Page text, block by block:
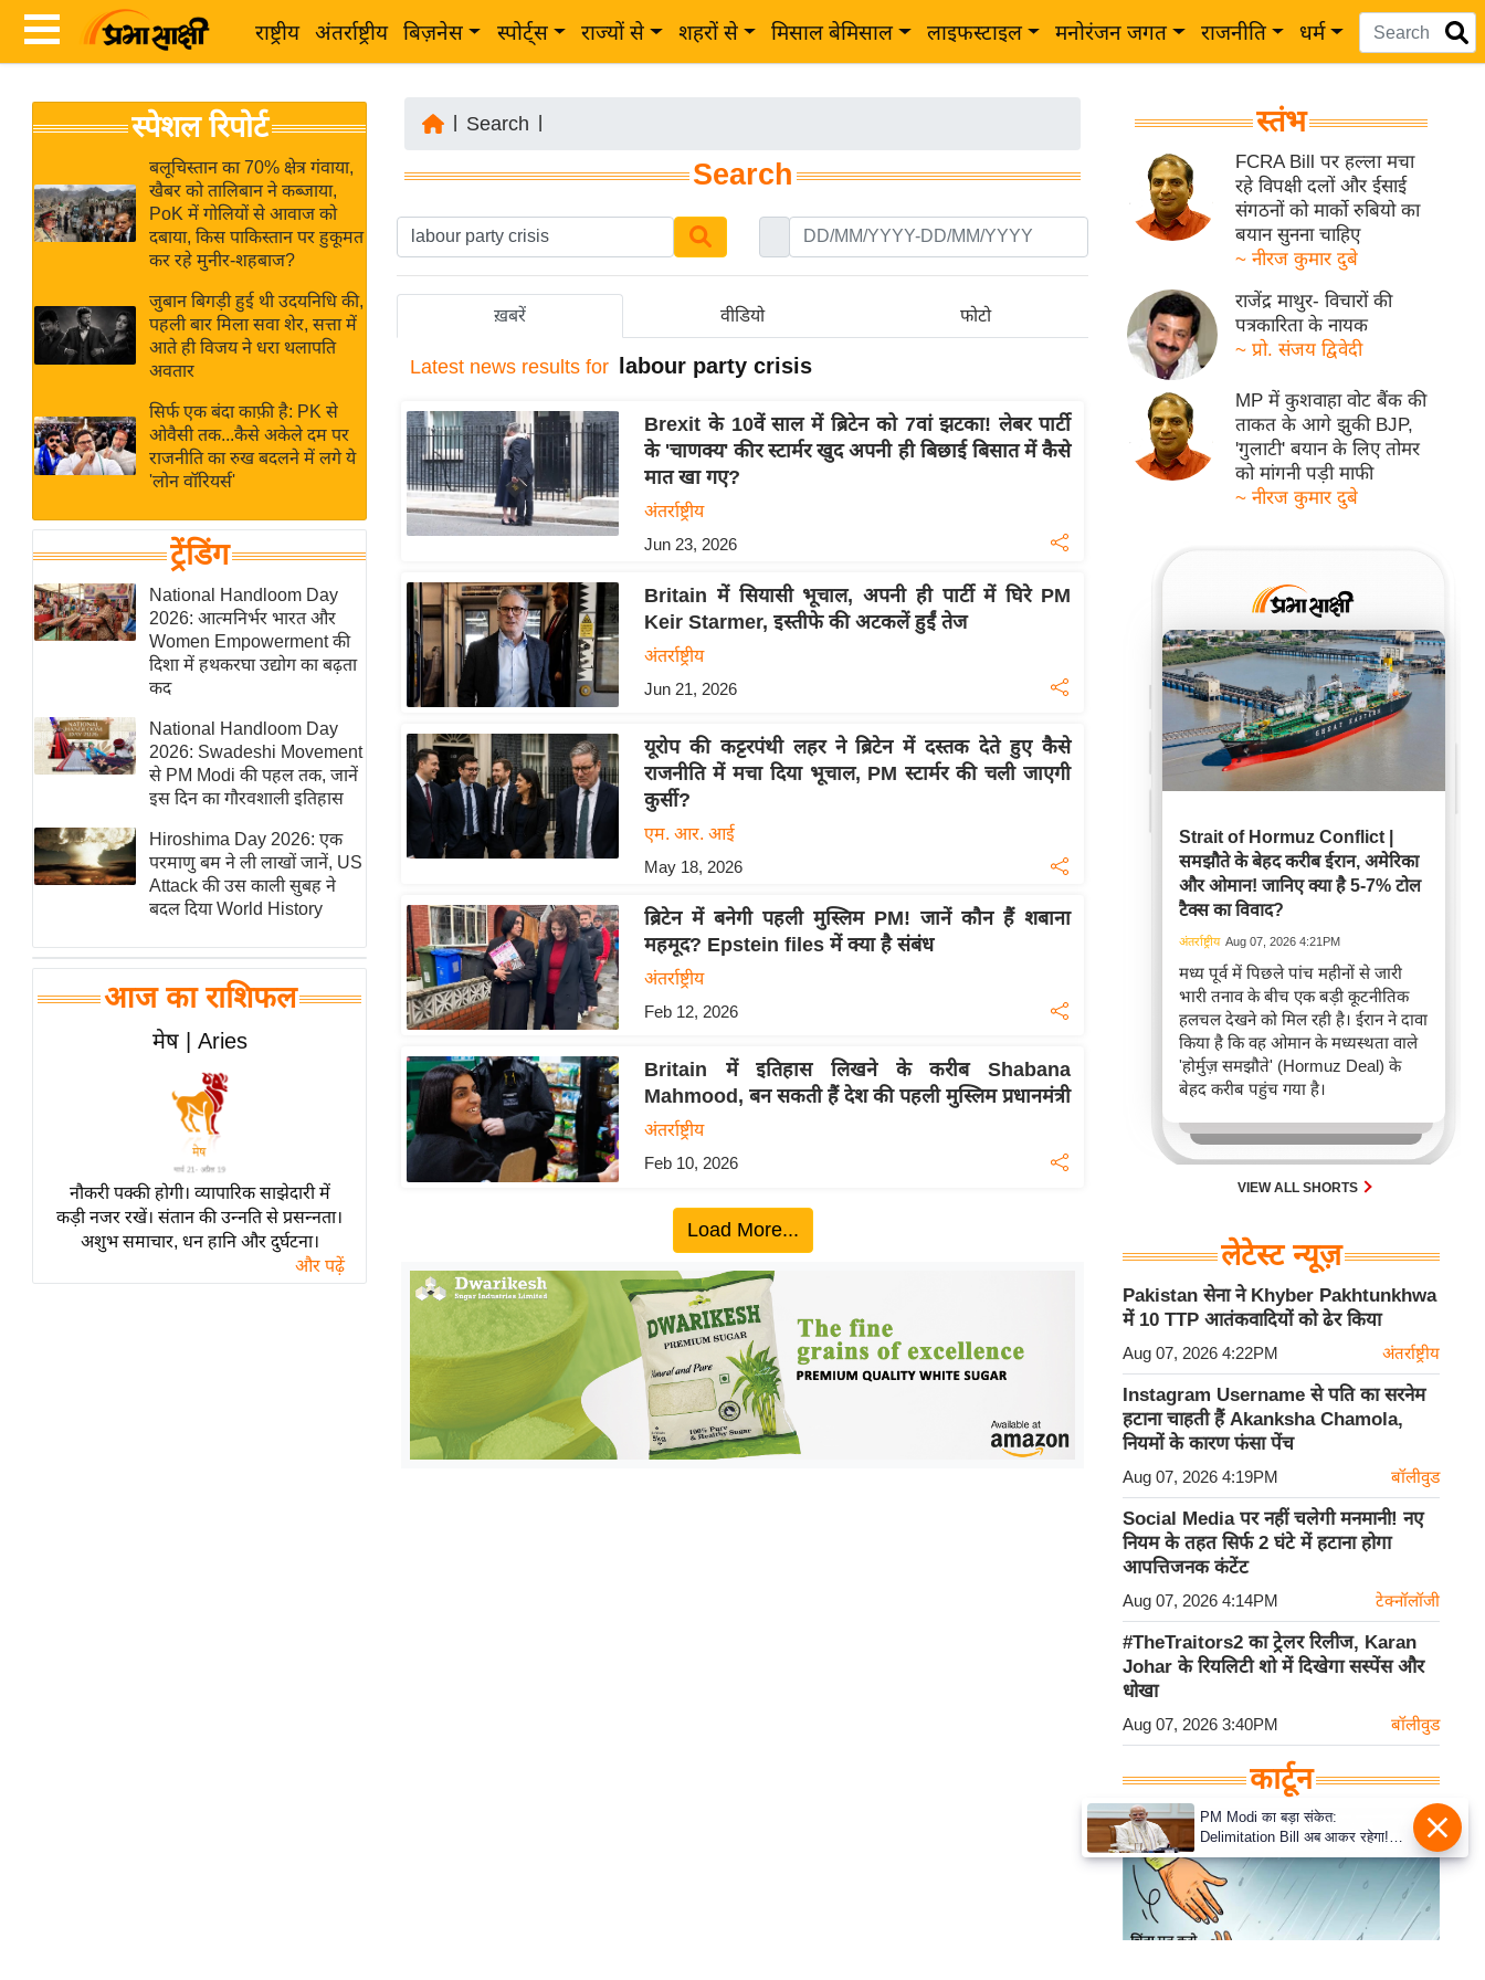
राष्ट्रीय अंतर्राष्ट्रीय बिज़नेस स्पोर्ट्स राज्यों से शहरों से मिसाल बेमिसाल लाइफस्टाइल मनोरंजन जगत राजनीति धर्म
News
Hindi
Hindi
Live
News in
Hindi
News
Hindi
Videos
ब
र
अंतर्राष्ट्रीय
बिज़नेस
उद्योग
विशेषज्ञ
राय
खेल
क्रिकेट
IPL
2026
मिसाल बेमिसाल
शख्सियत
यंग इंडिया
साहित्य जगत
ऑटो वर्ल्ड
न्यूज ब्रीफ
बॉलीवुड
हॉलीवुड
फिल्म समीक्षा
लाइफस्टाइल
टेक्नॉलॉजी
ब्यूटी/फैशन
घरेलू नुस्खे
स्पेशल रिपोर्ट
बलूचिस्तान का 70% क्षेत्र गंवाया,
खैबर को तालिबान ने कब्जाया,
PoK में गोलियों से आवाज को
दबाया, किस पाकिस्तान पर हुकूमत
कर रहे मुनीर-शहबाज?
जुबान बिगड़ी हुई थी उदयनिधि की,
पहली बार मिला सवा शेर, सत्ता में
आते ही विजय ने धरा थलापति
अवतार
सिर्फ एक बंदा काफ़ी है: PK से
ओवैसी तक...कैसे अकेले दम पर
राजनीति का रुख बदलने में लगे ये
'लोन वॉरियर्स'
ट्रेंडिंग
National Handloom Day
2026: आत्मनिर्भर भारत और
Women Empowerment की
दिशा में हथकरघा उद्योग का बढ़ता
कद
National Handloom Day
2026: Swadeshi Movement
से PM Modi की पहल तक, जानें
इस दिन का गौरवशाली इतिहास
Hiroshima Day 2026: एक
परमाणु बम ने ली लाखों जानें, US
Attack की उस काली सुबह ने
बदल दिया World History
आज का राशिफल
मेष | Aries
नौकरी पक्की होगी। व्यापारिक साझेदारी में
कड़ी नजर रखें। संतान की उन्नति से प्रसन्नता।
अशुभ समाचार, धन हानि और दुर्घटना।
और पढ़ें
Search
Search
ख़बरें वीडियो फोटो
Latest news results for labour party crisis
Brexit के 10वें साल में ब्रिटेन को 7वां झटका! लेबर पार्टी
के 'चाणक्य' कीर स्टार्मर खुद अपनी ही बिछाई बिसात में कैसे
मात खा गए?
अंतर्राष्ट्रीय
Jun 23, 2026
Britain में सियासी भूचाल, अपनी ही पार्टी में घिरे PM
Keir Starmer, इस्तीफे की अटकलें हुईं तेज
अंतर्राष्ट्रीय
Jun 21, 2026
यूरोप की कट्टरपंथी लहर ने ब्रिटेन में दस्तक देते हुए कैसे
राजनीति में मचा दिया भूचाल, PM स्टार्मर की चली जाएगी
कुर्सी?
एम. आर. आई
May 18, 2026
ब्रिटेन में बनेगी पहली मुस्लिम PM! जानें कौन हैं शबाना
महमूद? Epstein files में क्या है संबंध
अंतर्राष्ट्रीय
Feb 12, 2026
Britain में इतिहास लिखने के करीब Shabana
Mahmood, बन सकती हैं देश की पहली मुस्लिम प्रधानमंत्री
अंतर्राष्ट्रीय
Feb 10, 2026
Load More...
स्तंभ
FCRA Bill पर हल्ला मचा
रहे विपक्षी दलों और ईसाई
संगठनों को मार्को रुबियो का
बयान सुनना चाहिए
~ नीरज कुमार दुबे
राजेंद्र माथुर- विचारों की
पत्रकारिता के नायक
~ प्रो. संजय द्विवेदी
MP में कुशवाहा वोट बैंक की
ताकत के आगे झुकी BJP,
'गुलाटी' बयान के लिए तोमर
को मांगनी पड़ी माफी
~ नीरज कुमार दुबे
Strait of Hormuz Conflict |
समझौते के बेहद करीब ईरान, अमेरिका
और ओमान! जानिए क्या है 5-7% टोल
टैक्स का विवाद?
अंतर्राष्ट्रीय Aug 07, 2026 4:21PM
मध्य पूर्व में पिछले पांच महीनों से जारी
भारी तनाव के बीच एक बड़ी कूटनीतिक
हलचल देखने को मिल रही है। ईरान ने दावा
किया है कि वह ओमान के मध्यस्थता वाले
'होर्मुज़ समझौते' (Hormuz Deal) के
बेहद करीब पहुंच गया है।
VIEW ALL SHORTS
लेटेस्ट न्यूज़
Pakistan सेना ने Khyber Pakhtunkhwa
में 10 TTP आतंकवादियों को ढेर किया
Aug 07, 2026 4:22PM अंतर्राष्ट्रीय
Instagram Username से पति का सरनेम
हटाना चाहती हैं Akanksha Chamola,
नियमों के कारण फंसा पेंच
Aug 07, 2026 4:19PM बॉलीवुड
Social Media पर नहीं चलेगी मनमानी! नए
नियम के तहत सिर्फ 2 घंटे में हटाना होगा
आपत्तिजनक कंटेंट
Aug 07, 2026 4:14PM टेक्नॉलॉजी
#TheTraitors2 का ट्रेलर रिलीज, Karan
Johar के रियलिटी शो में दिखेगा सस्पेंस और
धोखा
Aug 07, 2026 3:40PM बॉलीवुड
कार्टून
PM Modi का बड़ा संकेत:
Delimitation Bill अब आकर रहेगा!
NDA के पास पूरा संख्या बल